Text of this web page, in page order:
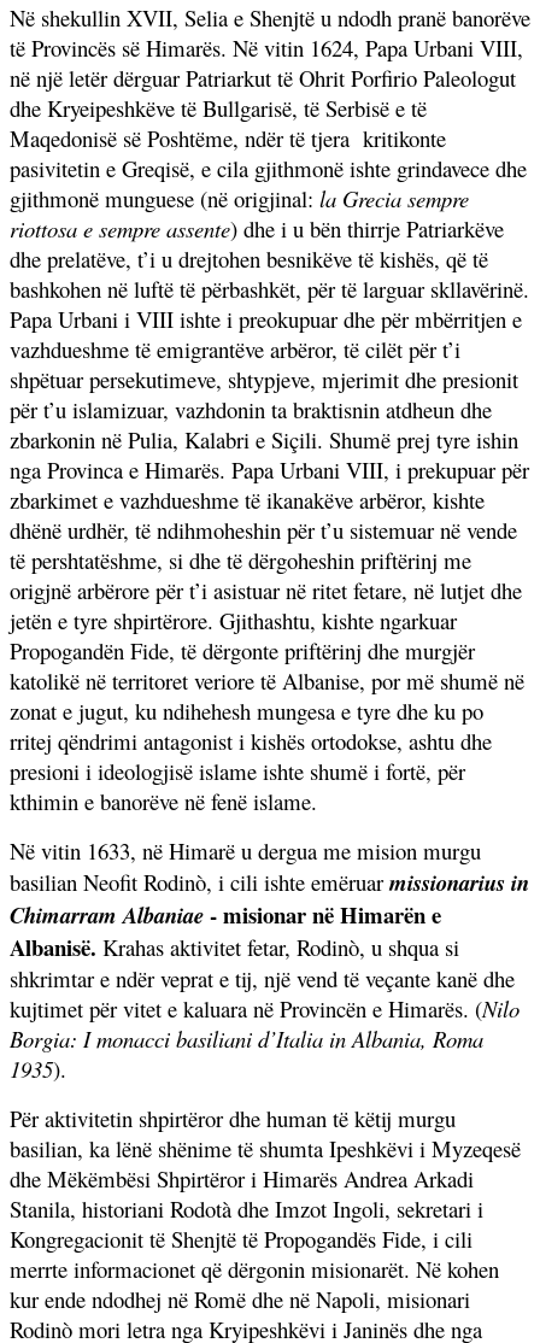
Në shekullin XVII, Selia e Shenjtë u ndodh pranë banorëve
të Provincës së Himarës. Në vitin 1624, Papa Urbani VIII,
në një letër dërguar Patriarkut të Ohrit Porfirio Paleologut
dhe Kryeipeshkëve të Bullgarisë, të Serbisë e të
Maqedonisë së Poshtëme, ndër të tjera kritikonte
pasivitetin e Greqisë, e cila gjithmonë ishte grindavece dhe
gjithmonë munguese (në origjinal: la Grecia sempre
riottosa e sempre assente) dhe i u bën thirrje Patriarkëve
dhe prelatëve, t’i u drejtohen besnikëve të kishës, që të
bashkohen në luftë të përbashkët, për të larguar skllavërinë.
Papa Urbani i VIII ishte i preokupuar dhe për mbërritjen e
vazhdueshme të emigrantëve arbëror, të cilët për t’i
shpëtuar persekutimeve, shtypjeve, mjerimit dhe presionit
për t’u islamizuar, vazhdonin ta braktisnin atdheun dhe
zbarkonin në Pulia, Kalabri e Siçili. Shumë prej tyre ishin
nga Provinca e Himarës. Papa Urbani VIII, i prekupuar për
zbarkimet e vazhdueshme të ikanakëve arbëror, kishte
dhënë urdhër, të ndihmoheshin për t’u sistemuar në vende
të pershtatëshme, si dhe të dërgoheshin priftërinj me
origjnë arbërore për t’i asistuar në ritet fetare, në lutjet dhe
jetën e tyre shpirtërore. Gjithashtu, kishte ngarkuar
Propogandën Fide, të dërgonte priftërinj dhe murgjër
katolikë në territoret veriore të Albanise, por më shumë në
zonat e jugut, ku ndihehesh mungesa e tyre dhe ku po
rritej qëndrimi antagonist i kishës ortodokse, ashtu dhe
presioni i ideologjisë islame ishte shumë i fortë, për
kthimin e banorëve në fenë islame.
Në vitin 1633, në Himarë u dergua me mision murgu
basilian Neofit Rodinò, i cili ishte emëruar missionarius in
Chimarram Albaniae- misionar në Himarën e
Albanisë. Krahas aktivitet fetar, Rodinò, u shqua si
shkrimtar e ndër veprat e tij, një vend të veçante kanë dhe
kujtimet për vitet e kaluara në Provincën e Himarës. (Nilo
Borgia: I monacci basiliani d’Italia in Albania, Roma
1935).
Për aktivitetin shpirtëror dhe human të këtij murgu
basilian, ka lënë shënime të shumta Ipeshkëvi i Myzeqesë
dhe Mëkëmbësi Shpirtëror i Himarës Andrea Arkadi
Stanila, historiani Rodotà dhe Imzot Ingoli, sekretari i
Kongregacionit të Shenjtë të Propogandës Fide, i cili
merrte informacionet që dërgonin misionarët. Në kohen
kur ende ndodhej në Romë dhe në Napoli, misionari
Rodinò mori letra nga Kryipeshkëvi i Janinës dhe nga